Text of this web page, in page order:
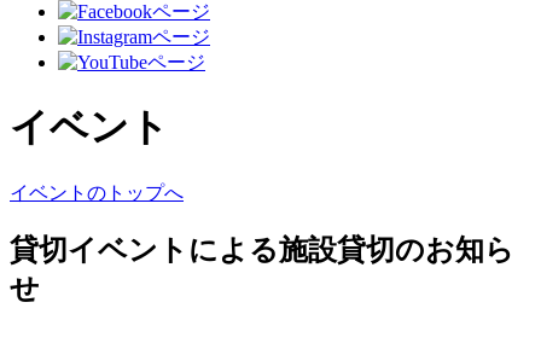
イベント
イベントのトップへ
貸切イベントによる施設貸切のお知ら
せ